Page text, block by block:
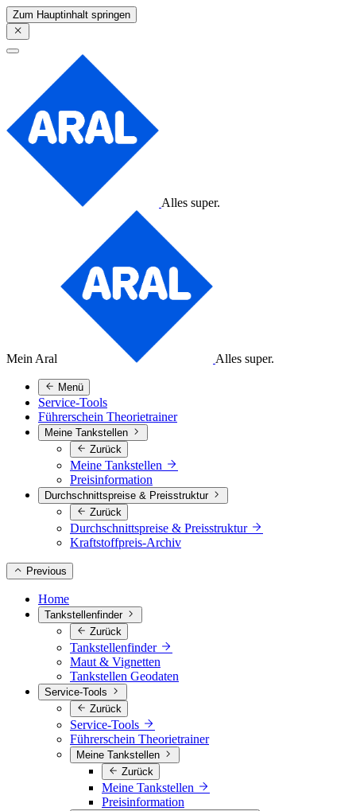
Zum Hauptinhalt springen
Alles super.
Mein Aral Alles super.
Menü
Service-Tools
Führerschein Theorietrainer
Meine Tankstellen
Zurück
Meine Tankstellen
Preisinformation
Durchschnittspreise & Preisstruktur
Zurück
Durchschnittspreise & Preisstruktur
Kraftstoffpreis-Archiv
Previous
Home
Tankstellenfinder
Zurück
Tankstellenfinder
Maut & Vignetten
Tankstellen Geodaten
Service-Tools
Zurück
Service-Tools
Führerschein Theorietrainer
Meine Tankstellen
Zurück
Meine Tankstellen
Preisinformation